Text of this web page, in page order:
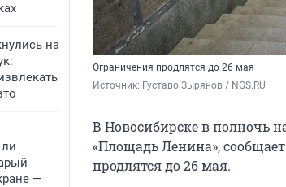
на
—
Ограничения продлятся до 26 мая
Источник: Густаво Зырянов / NGS.RU
В Новосибирске в полночь
«Площадь Ленина»,
продлятся до 26 мая.